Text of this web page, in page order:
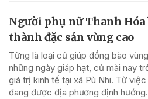
Người phụ nữ Thanh
thành đặc sản vùng cao
Từng là loại củ giúp đồng bào
những ngày giáp hạt, củ mài nay
giá trị kinh tế tại xã Pù Nhi. Từ
đang được địa phương định